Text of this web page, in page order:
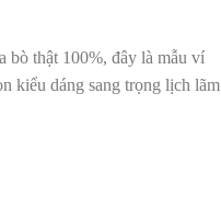
bò thật 100%, đây là mẫu ví
kiểu dáng sang trọng lịch lãm